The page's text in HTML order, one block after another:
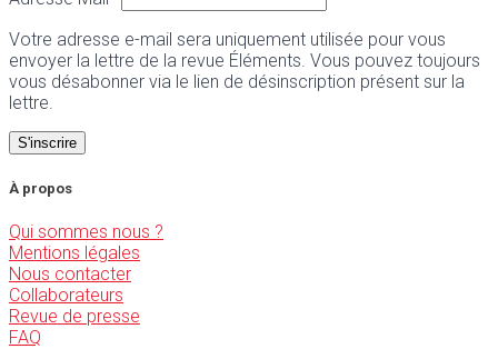
Votre adresse e-mail sera uniquement utilisée pour vous
envoyer la lettre de la revue Éléments. Vous pouvez toujours
vous désabonner via le lien de désinscription présent sur la
lettre.
À propos
Qui sommes nous ?
Mentions légales
Nous contacter
Collaborateurs
Revue de presse
FAQ